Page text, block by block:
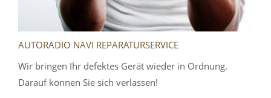
AUTORADIO NAVI REPARATURSERVICE
Wir bringen Ihr defektes Gerät wieder in Ordnung.
Darauf können Sie sich verlassen!